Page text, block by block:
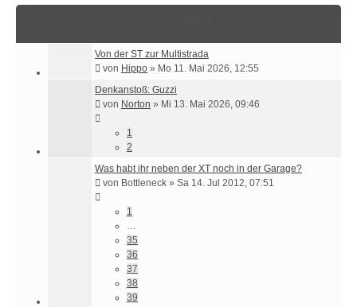
Von der ST zur Multistrada
von Hippo » Mo 11. Mai 2026, 12:55
Denkanstoß: Guzzi
von Norton » Mi 13. Mai 2026, 09:46
1
2
Was habt ihr neben der XT noch in der Garage?
von Bottleneck » Sa 14. Jul 2012, 07:51
1
35
36
37
38
39